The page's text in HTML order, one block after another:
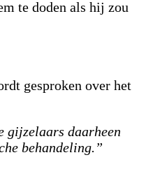
te doden als hij zou
gesproken over het
gijzelaars daarheen
behandeling.”